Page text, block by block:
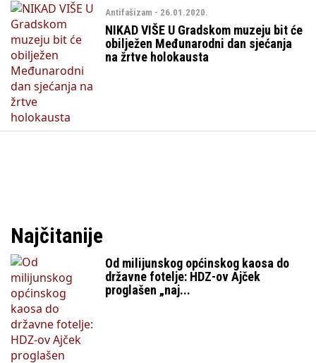
Antifašizam - 26.01.2020.
NIKAD VIŠE U Gradskom muzeju bit će
obilježen Međunarodni dan sjećanja
na žrtve holokausta
Najčitanije
Od milijunskog općinskog kaosa do
državne fotelje: HDZ-ov Ajček
proglašen „naj...